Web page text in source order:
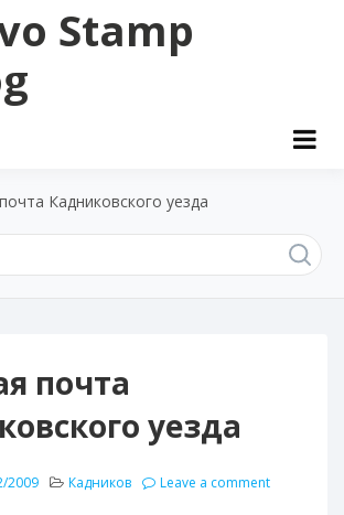
Stamp
Кадниковского уезда
почта
уезда
2009 Кадников Leave a comment